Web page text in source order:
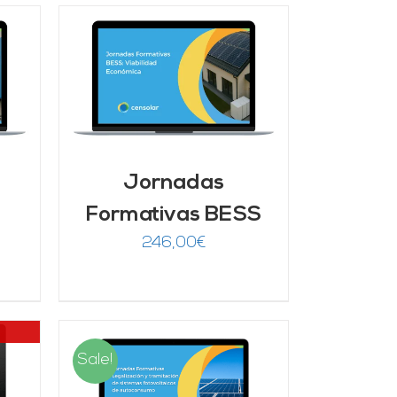
Jornadas
Formativas BESS
246,00€
Sale!